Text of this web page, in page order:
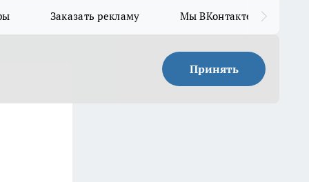
Заказать рекламу Мы ВКонтакте
Принять